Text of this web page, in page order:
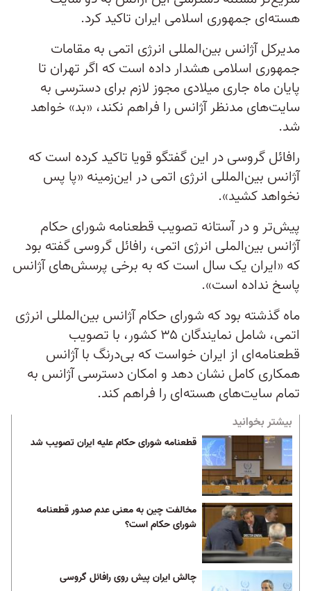
هسته‌ای جمهوری اسلامی ایران تاکید کرد.
مدیرکل آژانس بین‌المللی انرژی اتمی به مقامات
جمهوری اسلامی هشدار داده است که اگر تهران تا
پایان ماه جاری میلادی مجوز لازم برای دسترسی به
سایت‌های مدنظر آژانس را فراهم نکند، «بد» خواهد
شد.
رافائل گروسی در این گفتگو قویا تاکید کرده است که
آژانس بین‌المللی انرژی اتمی در این‌زمینه «پا پس
نخواهد کشید».
پیش‌تر و در آستانه تصویب قطعنامه شورای حکام
آژانس بین‌الملی انرژی اتمی، رافائل گروسی گفته بود
که «ایران یک سال است که به برخی پرسش‌های آژانس
پاسخ نداده است».
ماه گذشته بود که شورای حکام آژانس بین‌المللی انرژی
اتمی، شامل نمایندگان ۳۵ کشور، با تصویب
قطعنامه‌ای از ایران خواست که بی‌درنگ با آژانس
همکاری کامل نشان دهد و امکان دسترسی آژانس به
تمام سایت‌های هسته‌ای را فراهم کند.
بیشتر بخوانید
قطعنامه شورای حکام علیه ایران تصویب شد
مخالفت چین به معنی عدم صدور قطعنامه
شورای حکام است؟
چالش ایران پیش روی رافائل گروسی